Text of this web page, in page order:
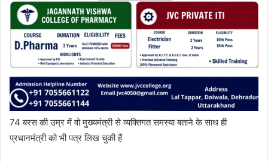
74 बरस की उम्र में वो मुख्यमंत्री से व्यक्तिगत समस्या बताने के साथ ही
प्रधानमंत्री को भी पत्र लिख चुकी हैं